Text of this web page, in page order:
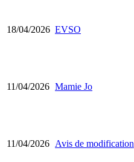
18/04/2026 EVSO
11/04/2026 Mamie Jo
11/04/2026 Avis de modification